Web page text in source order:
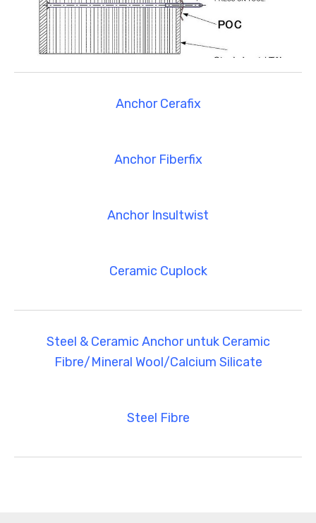
Anchor Cerafix
Anchor Fiberfix
Anchor Insultwist
Ceramic Cuplock
Steel & Ceramic Anchor untuk Ceramic
Fibre/Mineral Wool/Calcium Silicate
Steel Fibre